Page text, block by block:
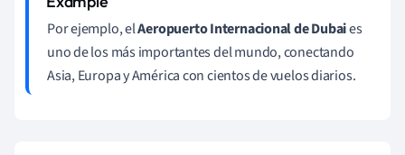
Por ejemplo, elAeropuerto Internacional de Dubaies
uno de los más importantes del mundo, conectando
Asia, Europa y América con cientos de vuelos diarios.